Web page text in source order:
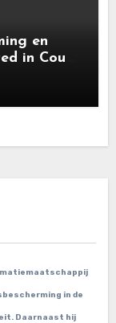
en
in Court
in de
Daarnaast hij